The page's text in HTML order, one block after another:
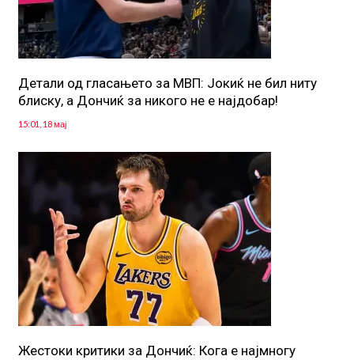
Детали од гласањето за МВП: Јокиќ не бил ниту
блиску, а Дончиќ за никого не е најдобар!
15:01, 18 мај
Жестоки критики за Дончиќ: Кога е најмногу